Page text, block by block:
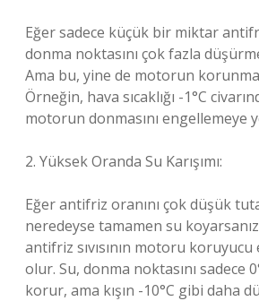
Eğer sadece küçük bir miktar
donma noktasını çok fazla
Ama bu, yine de motorun
Örneğin, hava sıcaklığı -1°C
motorun donmasını engellemeye
2. Yüksek Oranda Su Karışımı:
Eğer antifriz oranını çok düşük
neredeyse tamamen su
antifriz sıvısının motoru koruyucu
olur. Su, donma noktasını sadece
korur, ama kışın -10°C gibi daha